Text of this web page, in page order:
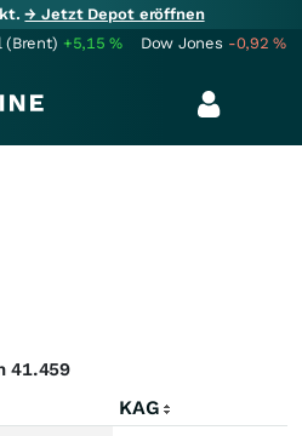
→ Jetzt Depot eröffnen
(Brent) +5,15% Dow Jones -0,92%
41.459
KAG